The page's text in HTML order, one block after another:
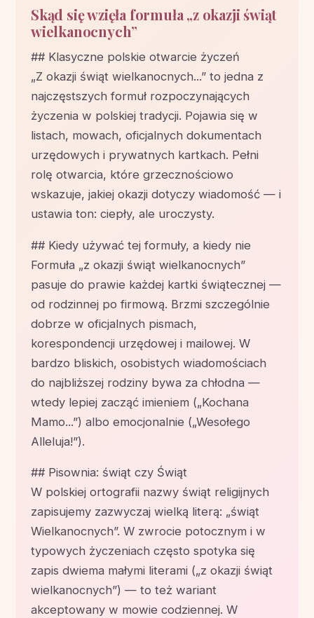
Skąd się wzięła formuła „z okazji świąt
wielkanocnych”
## Klasyczne polskie otwarcie życzeń
„Z okazji świąt wielkanocnych...” to jedna z
najczęstszych formuł rozpoczynających
życzenia w polskiej tradycji. Pojawia się w
listach, mowach, oficjalnych dokumentach
urzędowych i prywatnych kartkach. Pełni
rolę otwarcia, które grzecznościowo
wskazuje, jakiej okazji dotyczy wiadomość — i
ustawia ton: ciepły, ale uroczysty.
## Kiedy używać tej formuły, a kiedy nie
Formuła „z okazji świąt wielkanocnych”
pasuje do prawie każdej kartki świątecznej —
od rodzinnej po firmową. Brzmi szczególnie
dobrze w oficjalnych pismach,
korespondencji urzędowej i mailowej. W
bardzo bliskich, osobistych wiadomościach
do najbliższej rodziny bywa za chłodna —
wtedy lepiej zacząć imieniem („Kochana
Mamo...”) albo emocjonalnie („Wesołego
Alleluja!”).
## Pisownia: świąt czy Świąt
W polskiej ortografii nazwy świąt religijnych
zapisujemy zazwyczaj wielką literą: „świąt
Wielkanocnych”. W zwrocie potocznym i w
typowych życzeniach często spotyka się
zapis dwiema małymi literami („z okazji świąt
wielkanocnych”) — to też wariant
akceptowany w mowie codziennej. W